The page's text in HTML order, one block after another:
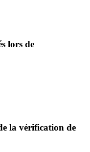
lors de
la vérification de